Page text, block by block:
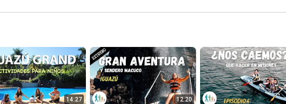
14:27 12:20